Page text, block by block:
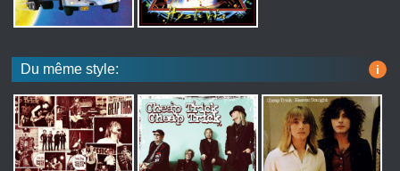
Du même style: i